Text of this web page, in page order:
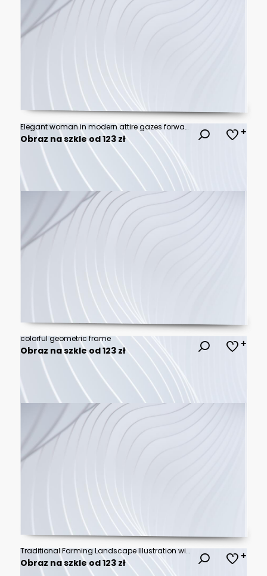
Elegant woman in modern attire gazes forward with calm resolve. Abstract geometric shapes frame her with bold, stylized color accents. Sleek lines and muted tones evoke professionalism
Obraz na szkle od 123 zł
colorful geometric frame
Obraz na szkle od 123 zł
Traditional Farming Landscape Illustration with Barn, Cows, and Harvest Crops. Rural Folk Art Vector Design for Agriculture and Sustainable Food.
Obraz na szkle od 123 zł